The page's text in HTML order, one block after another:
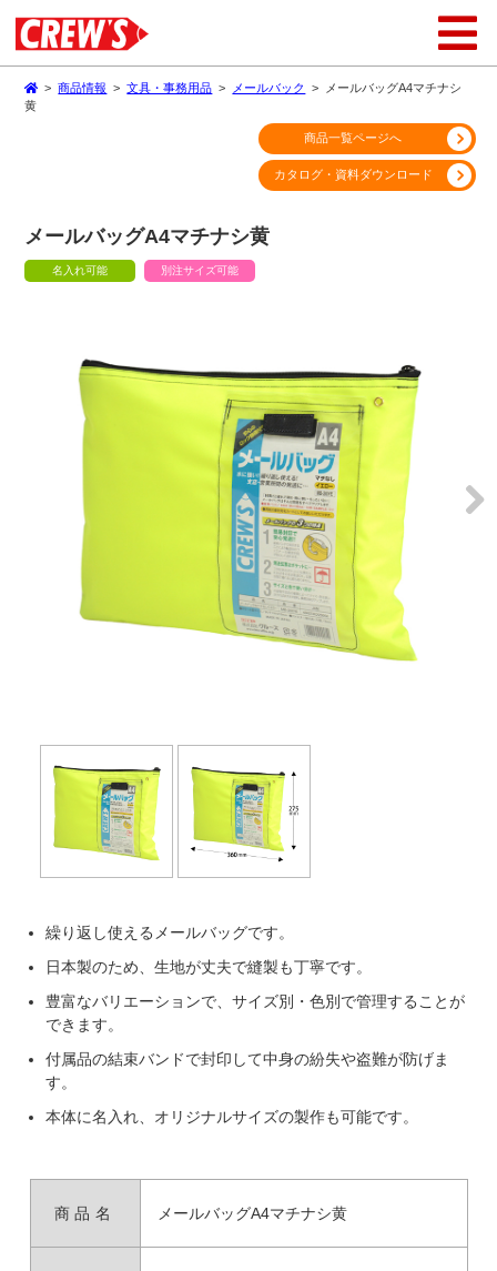
>商品情報 >文具・事務用品 > メールバック >
メールバッグA4マチナシ
黄
メールバッグA4マチナシ黄
名入れ可能 別注サイズ可能
商品一覧ページへ
カタログ・資料ダウンロード
繰り返し使えるメールバッグです。
日本製のため、生地が丈夫で縫製も丁寧です。
豊富なバリエーションで、サイズ別・色別で管理することが
できます。
付属品の結束バンドで封印して中身の紛失や盗難が防げま
す。
本体に名入れ、オリジナルサイズの製作も可能です。
商品名 メールバッグA4マチナシ黄